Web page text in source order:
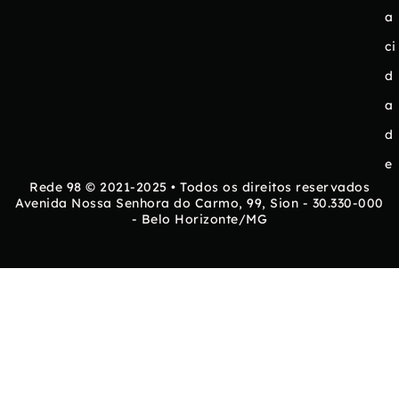
a
ci
d
a
d
e
Rede 98 © 2021-2025 • Todos os direitos reservados
Avenida Nossa Senhora do Carmo, 99, Sion - 30.330-000
- Belo Horizonte/MG